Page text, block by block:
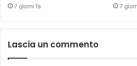
7 giorni fa 7
Lascia un commento